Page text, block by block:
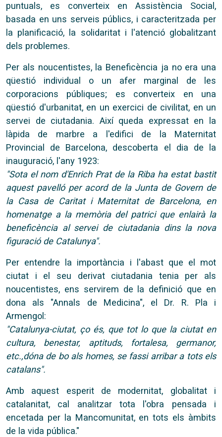
puntuals, es converteix en Assistència Social,
basada en uns serveis públics, i caracteritzada per
la planificació, la solidaritat i l'atenció globalitzant
dels problemes.
Per als noucentistes, la Beneficència ja no era una
qüestió individual o un afer marginal de les
corporacions públiques; es converteix en una
qüestió d'urbanitat, en un exercici de civilitat, en un
servei de ciutadania. Així queda expressat en la
làpida de marbre a l'edifici de la Maternitat
Provincial de Barcelona, descoberta el dia de la
inauguració, l'any 1923:
"Sota el nom d'Enrich Prat de la Riba ha estat bastit
aquest pavelló per acord de la Junta de Govern de
la Casa de Caritat i Maternitat de Barcelona, en
homenatge a la memòria del patrici que enlairà la
beneficència al servei de ciutadania dins la nova
figuració de Catalunya".
Per entendre la importància i l'abast que el mot
ciutat i el seu derivat ciutadania tenia per als
noucentistes, ens servirem de la definició que en
dona als "Annals de Medicina", el Dr. R. Pla i
Armengol:
"Catalunya-ciutat, ço és, que tot lo que la ciutat en
cultura, benestar, aptituds, fortalesa, germanor,
etc.,dóna de bo als homes, se fassi arribar a tots els
catalans".
Amb aquest esperit de modernitat, globalitat i
catalanitat, cal analitzar tota l'obra pensada i
encetada per la Mancomunitat, en tots els àmbits
de la vida pública."